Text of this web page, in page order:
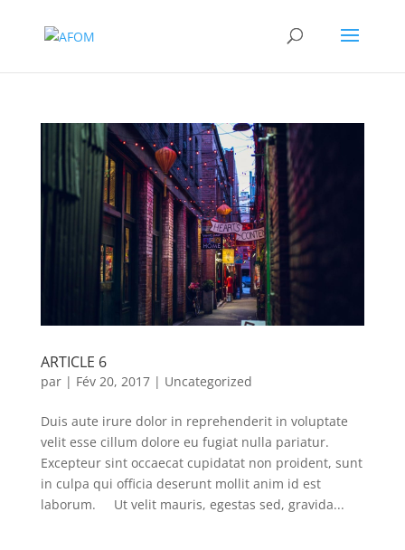
ARTICLE 6
par | Fév 20, 2017| Uncategorized
Duis aute irure dolor in reprehenderit in voluptate
velit esse cillum dolore eu fugiat nulla pariatur.
Excepteur sint occaecat cupidatat non proident, sunt
in culpa qui officia deserunt mollit anim id est
laborum. Ut velit mauris, egestas sed, gravida...